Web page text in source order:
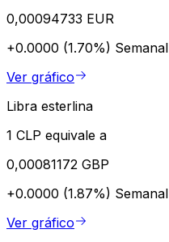
0,00094733 EUR
+0.0000 (1.70%) Semanal
Ver gráfico
Libra esterlina
1 CLP equivale a
0,00081172 GBP
+0.0000 (1.87%) Semanal
Ver gráfico